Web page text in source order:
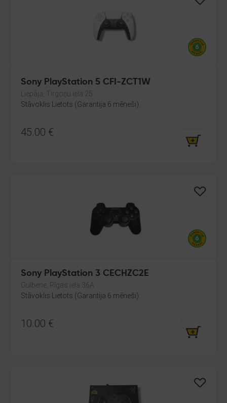
Sony PlayStation 5 CFI-ZCT1W
Liepāja, Tirgoņu iela 25
Stāvoklis Lietots (Garantija 6 mēneši)
45.00 €
Sony PlayStation 3 CECHZC2E
Gulbene, Rīgas iela 36A
Stāvoklis Lietots (Garantija 6 mēneši)
10.00 €